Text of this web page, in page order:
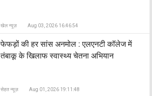
खेल न्यूज़ Aug 03, 2026 16:46:54
फेफड़ों की हर सांस अनमोल : एलएनटी कॉलेज में
तंबाकू के खिलाफ स्वास्थ्य चेतना अभियान
सेहत न्यूज़ Aug 01, 2026 19:11:48